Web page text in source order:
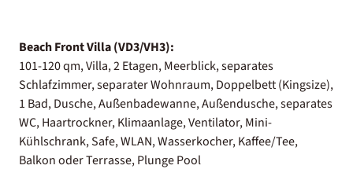
Beach Front Villa (VD3/VH3):
101-120 qm, Villa, 2 Etagen, Meerblick, separates
Schlafzimmer, separater Wohnraum, Doppelbett (Kingsize),
1 Bad, Dusche, Außenbadewanne, Außendusche, separates
WC, Haartrockner, Klimaanlage, Ventilator, Mini-
Kühlschrank, Safe, WLAN, Wasserkocher, Kaffee/Tee,
Balkon oder Terrasse, Plunge Pool